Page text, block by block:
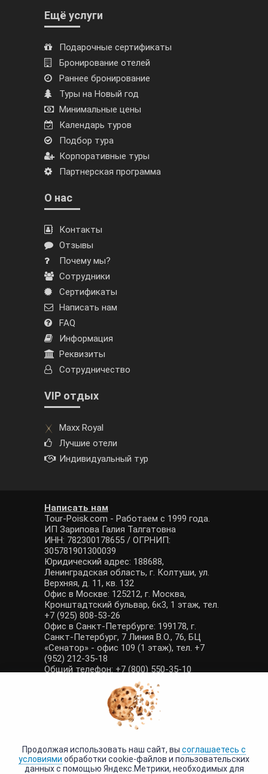
Ещё услуги
Подарочные сертификаты
Бронирование отелей
Раннее бронирование
Туры на Новый год
Минимальные цены
Календарь туров
Подбор тура
Корпоративные туры
Партнерская программа
О нас
Контакты
Отзывы
Почему мы?
Сотрудники
Сертификаты
Написать нам
FAQ
Информация
Реквизиты
Сотрудничество
VIP отдых
Maxx Royal
Лучшие отели
Индивидуальный тур
Написать нам
Tour-Poisk.com - Работаем с 1999 года.
ИП Зарипова Галия Талгатовна
ИНН: 782300178655 / ОГРНИП:
305781901300039
Юридический адрес: 188688,
Ленинградская область, г. Колтуши, ул.
Верхняя, д. 11, кв. 132
Офис в Москве: 125212, г. Москва,
Кронштадтский бульвар, 6к3, 1 этаж, тел.
+7 (925) 808-53-26
Офис в Санкт-Петербурге: 199178, г.
Санкт-Петербург, 7 Линия В.О., 76, БЦ
«Сенатор» - офис 109 (1 этаж), тел. +7
(952) 212-35-18
Общий телефон: +7 (800) 550-35-10
E-mail: manager@tour-poisk.com (общие
вопросы), admin@tour-poisk.com (жалобы)
Номер в Общероссийском реестре
туристических агентств: РТА 0003424
Политика конфиденциальности
Продолжая использовать наш сайт, вы соглашаетесь с
условиями обработки cookie-файлов и пользовательских
данных с помощью Яндекс.Метрики, необходимых для